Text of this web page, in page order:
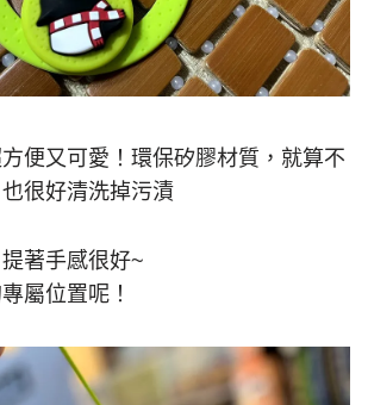
便又可愛！環保矽膠材質，就算不
很好清洗掉污漬
著手感很好~
屬位置呢！